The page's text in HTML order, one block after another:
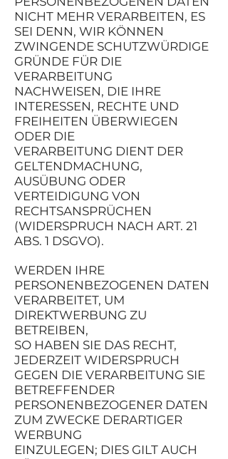
NICHT MEHR VERARBEITEN, ES
SEI DENN, WIR KÖNNEN
ZWINGENDE SCHUTZWÜRDIGE
GRÜNDE FÜR DIE
VERARBEITUNG
NACHWEISEN, DIE IHRE
INTERESSEN, RECHTE UND
FREIHEITEN ÜBERWIEGEN
ODER DIE
VERARBEITUNG DIENT DER
GELTENDMACHUNG,
AUSÜBUNG ODER
VERTEIDIGUNG VON
RECHTSANSPRÜCHEN
(WIDERSPRUCH NACH ART. 21
ABS. 1 DSGVO).
WERDEN IHRE
PERSONENBEZOGENEN DATEN
VERARBEITET, UM
DIREKTWERBUNG ZU
BETREIBEN,
SO HABEN SIE DAS RECHT,
JEDERZEIT WIDERSPRUCH
GEGEN DIE VERARBEITUNG SIE
BETREFFENDER
PERSONENBEZOGENER DATEN
ZUM ZWECKE DERARTIGER
WERBUNG
EINZULEGEN; DIES GILT AUCH